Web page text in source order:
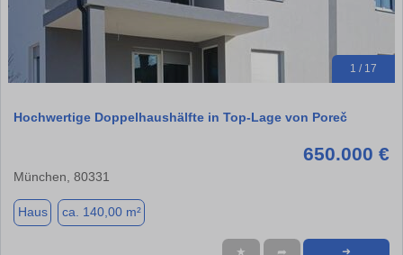
1 / 17
Hochwertige Doppelhaushälfte in Top-Lage von Poreč
650.000 €
München, 80331
Haus ca. 140,00 m²
★ ➦ ➜